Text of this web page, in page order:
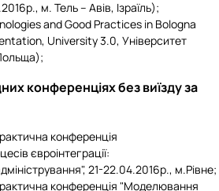
м. Тель – Авів, Ізраїль);
and Good Practices in Bologna
University 3.0, Університет
конференціях без виїзду за
конференція
євроінтеграції:
21-22.04.2016р., м.Рівне;
конференція "Моделювання